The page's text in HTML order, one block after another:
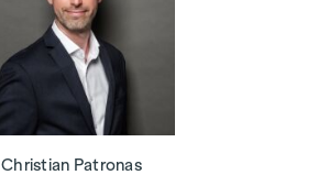
Christian Patronas